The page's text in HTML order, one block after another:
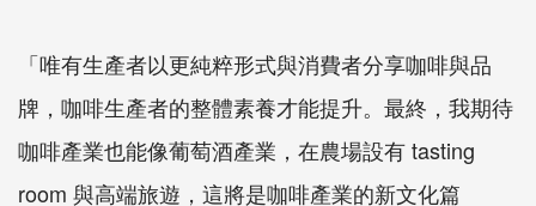
「唯有生產者以更純粹形式與消費者分享咖啡與品
牌，咖啡生產者的整體素養才能提升。最終，我期待
咖啡產業也能像葡萄酒產業，在農場設有 tasting
room 與高端旅遊，這將是咖啡產業的新文化篇